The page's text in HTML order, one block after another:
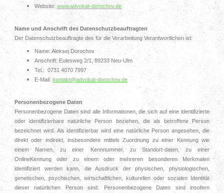
Website: www.advokat-dorochov.de
Name und Anschrift des Datenschutzbeauftragten
Der Datenschutzbeauftragte des für die Verarbeitung Verantwortlichen ist:
Name: Aleksej Dorochov
Anschrift: Eulesweg 2/1, 89233 Neu-Ulm
Tel.: 0731 4070 7997
E-Mail: kontakt@advokat-dorochov.de
Personenbezogene Daten
Personenbezogene Daten sind alle Informationen, die sich auf eine identifizierte
oder identifizierbare natürliche Person beziehen, die als betroffene Person
bezeichnet wird. Als identifizierbar wird eine natürliche Person angesehen, die
direkt oder indirekt, insbesondere mittels Zuordnung zu einer Kennung wie
einem Namen, zu einer Kennnummer, zu Standort-daten, zu einer
OnlineKennung oder zu einem oder mehreren besonderen Merkmalen
identifiziert werden kann, die Ausdruck der physischen, physiologischen,
genetischen, psychischen, wirtschaftlichen, kulturellen oder sozialen Identität
dieser natürlichen Person sind. Personenbezogene Daten sind insofern